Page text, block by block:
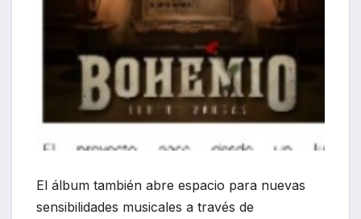
El álbum también abre espacio para nuevas
sensibilidades musicales a través de